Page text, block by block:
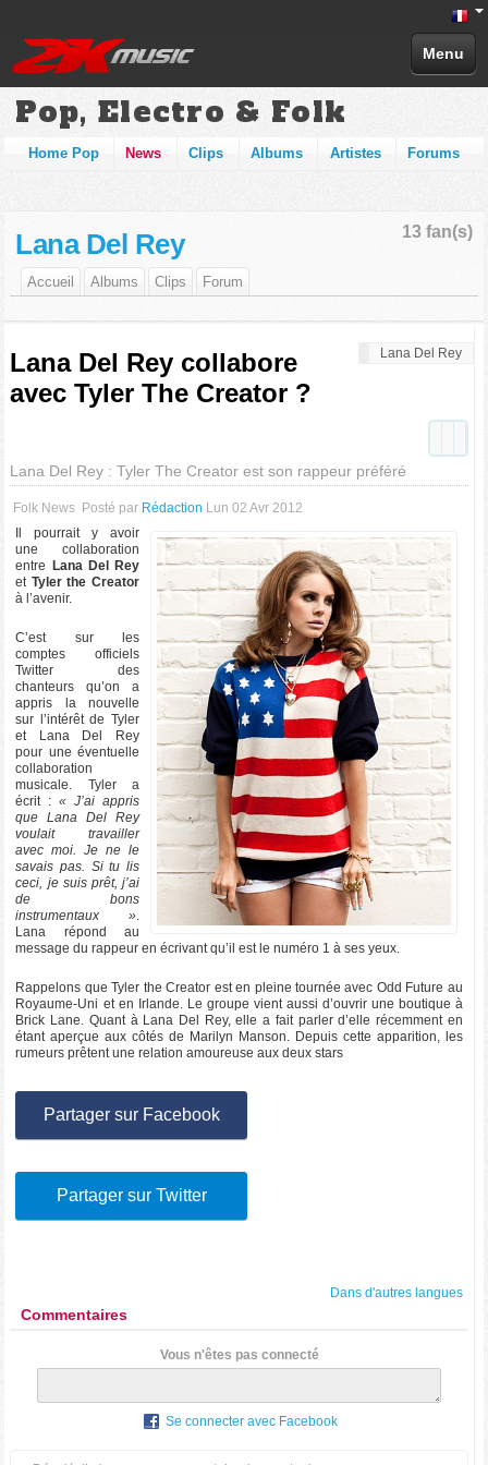
Menu
Pop, Electro & Folk
Home Pop News Clips Albums Artistes Forums
13 fan(s)
Lana Del Rey
Accueil Albums Clips Forum
Lana Del Rey
Lana Del Rey collabore
avec Tyler The Creator ?
Lana Del Rey : Tyler The Creator est son rappeur préféré
Folk News Posté par Rédaction Lun 02 Avr 2012
Il pourrait y avoir
une collaboration
entre
Lana Del Rey
et Tyler the Creator
à l’avenir.
C’est sur les
comptes officiels
Twitter des
chanteurs qu’on a
appris la nouvelle
sur l’intérêt de Tyler
et Lana Del Rey
pour une éventuelle
collaboration
musicale. Tyler a
écrit :« J’ai appris
que Lana Del Rey
voulait travailler
avec moi. Je ne le
savais pas. Si tu lis
ceci, je suis prêt, j’ai
de bons
instrumentaux ».
Lana répond au
message du rappeur en écrivant qu’il est le numéro 1 à ses yeux.
Rappelons que Tyler the Creator est en pleine tournée avec Odd Future au
Royaume-Uni et en Irlande. Le groupe vient aussi d’ouvrir une boutique à
Brick Lane. Quant à Lana Del Rey, elle a fait parler d’elle récemment en
étant aperçue aux côtés de Marilyn Manson. Depuis cette apparition, les
rumeurs prêtent une relation amoureuse aux deux stars
Partager sur Facebook
Partager sur Twitter
Dans d'autres langues
Commentaires
Vous n'êtes pas connecté
Se connecter avec Facebook